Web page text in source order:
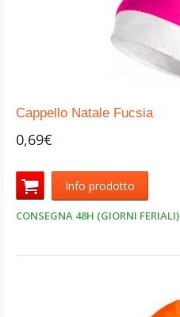
Cappello Natale Fucsia
0,69€
Info prodotto
CONSEGNA 48H (GIORNI FERIALI)